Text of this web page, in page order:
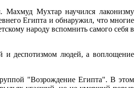
Мухтар научился лаконизму
Египта и обнаружил, что многие
народу вспомнить самого себя в
и деспотизмом людей, а воплощение
"Возрождение Египта". В этом